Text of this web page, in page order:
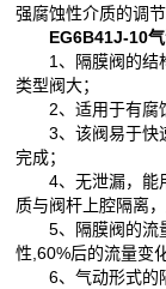
强腐蚀性介质的调节
EG6B41J-10
1、隔膜阀的结构
类型阀大；
2、适用于有腐蚀
3、该阀易于快速
完成；
4、无泄漏，能用
质与阀杆上腔隔离
5、隔膜阀的流量
性,60%后的流量变
6、气动形式的隔